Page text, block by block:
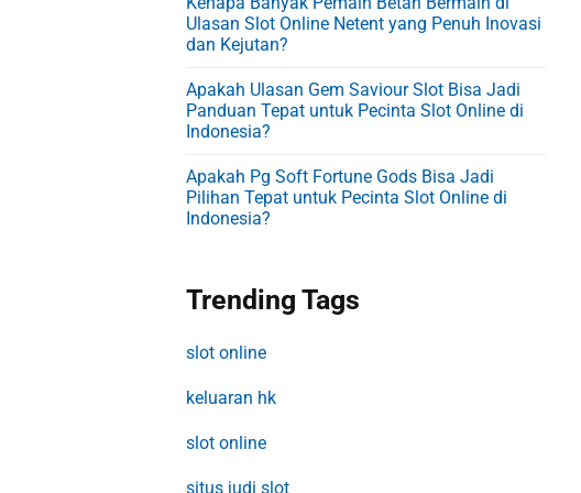
Ulasan Slot Online Netent yang Penuh Inovasi
dan Kejutan?
Apakah Ulasan Gem Saviour Slot Bisa Jadi
Panduan Tepat untuk Pecinta Slot Online di
Indonesia?
Apakah Pg Soft Fortune Gods Bisa Jadi
Pilihan Tepat untuk Pecinta Slot Online di
Indonesia?
Trending Tags
slot online
keluaran hk
slot online
situs judi slot